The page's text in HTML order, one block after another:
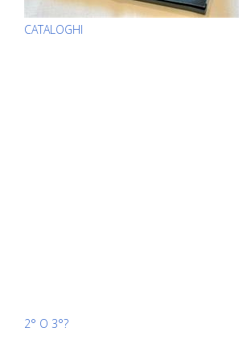
CATALOGHI
2° O 3°?